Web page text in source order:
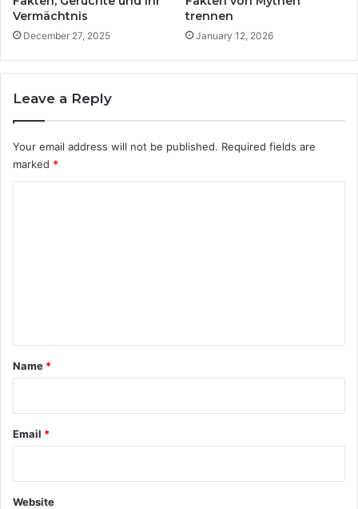
n
s
f
n
d
E
e
i
m
p
n
l
i
Vermächtnis
December 27, 2025
trennen
January 12, 2026
Leave a Reply
Your email address will not be published. Required fields are
marked *
*
Name *
Email *
Website